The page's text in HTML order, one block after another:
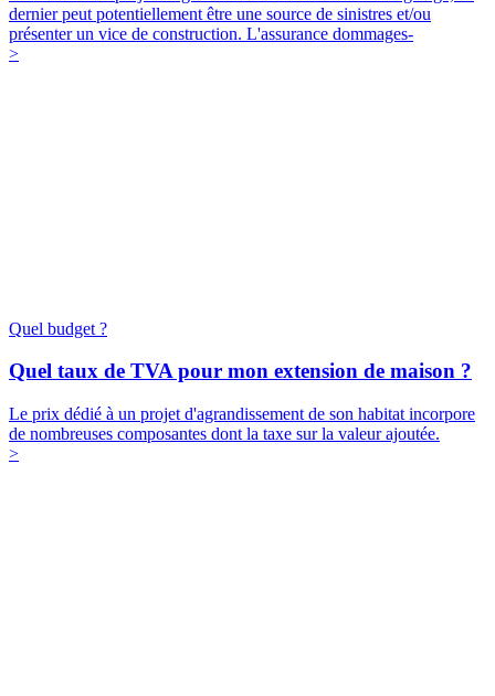
dernier peut potentiellement être une source de sinistres et/ou
présenter un vice de construction. L'assurance dommages-
>
Quel budget ?
Quel taux de TVA pour mon extension de maison ?
Le prix dédié à un projet d'agrandissement de son habitat incorpore
de nombreuses composantes dont la taxe sur la valeur ajoutée.
>